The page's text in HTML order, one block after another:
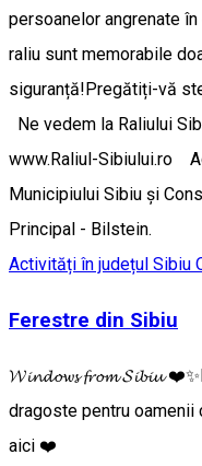
persoanelor angrenate
raliu sunt memorabile
siguranță! ​Pregătiți-vă
Ne vedem la Raliului
www.Raliul-Sibiului.ro
Municipiului Sibiu și
Principal - Bilstein.
Activități în județul Sibiu
Ferestre din Sibiu
𝓦𝓲𝓷𝓭𝓸𝔀𝓼 𝓯𝓻𝓸𝓶 𝓢𝓲𝓫𝓲𝓾
dragoste pentru oamenii
aici ❤️